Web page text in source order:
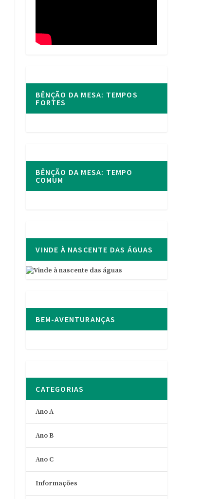
BÊNÇÃO DA MESA: TEMPOS
FORTES
BÊNÇÃO DA MESA: TEMPO
COMUM
VINDE À NASCENTE DAS ÁGUAS
BEM-AVENTURANÇAS
CATEGORIAS
Ano A
Ano B
Ano C
Informações